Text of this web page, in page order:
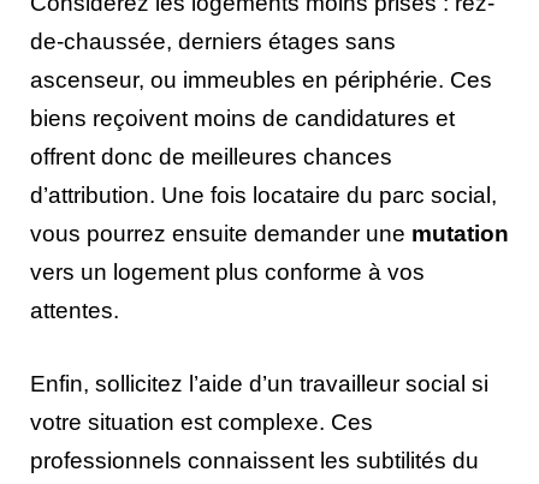
de-chaussée, derniers étages sans
ascenseur, ou immeubles en périphérie. Ces
biens reçoivent moins de candidatures et
offrent donc de meilleures chances
d’attribution. Une fois locataire du parc social,
vous pourrez ensuite demander une mutation
vers un logement plus conforme à vos
attentes.
Enfin, sollicitez l’aide d’un travailleur social si
votre situation est complexe. Ces
professionnels connaissent les subtilités du